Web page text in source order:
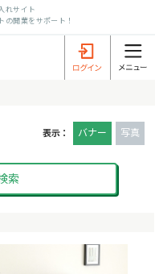
れサイト
の開業をサポート！
表示： バナー 写真
索